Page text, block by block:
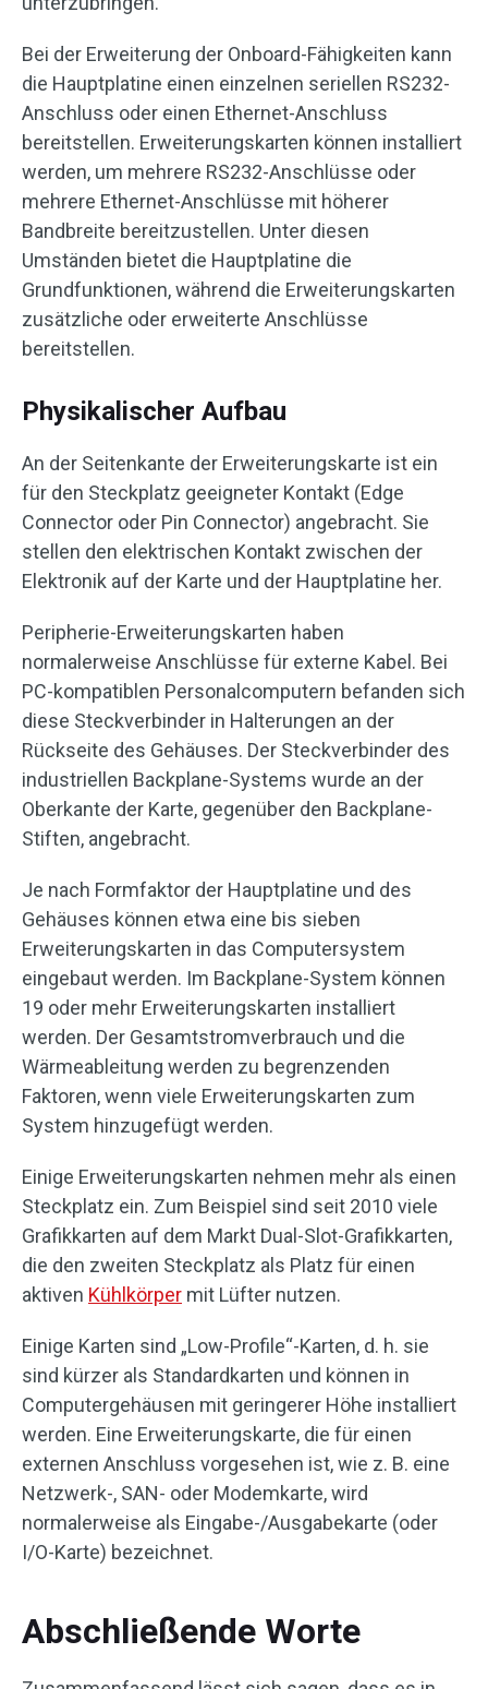
Bei der Erweiterung der Onboard-Fähigkeiten kann
die Hauptplatine einen einzelnen seriellen RS232-
Anschluss oder einen Ethernet-Anschluss
bereitstellen. Erweiterungskarten können installiert
werden, um mehrere RS232-Anschlüsse oder
mehrere Ethernet-Anschlüsse mit höherer
Bandbreite bereitzustellen. Unter diesen
Umständen bietet die Hauptplatine die
Grundfunktionen, während die Erweiterungskarten
zusätzliche oder erweiterte Anschlüsse
bereitstellen.
Physikalischer Aufbau
An der Seitenkante der Erweiterungskarte ist ein
für den Steckplatz geeigneter Kontakt (Edge
Connector oder Pin Connector) angebracht. Sie
stellen den elektrischen Kontakt zwischen der
Elektronik auf der Karte und der Hauptplatine her.
Peripherie-Erweiterungskarten haben
normalerweise Anschlüsse für externe Kabel. Bei
PC-kompatiblen Personalcomputern befanden sich
diese Steckverbinder in Halterungen an der
Rückseite des Gehäuses. Der Steckverbinder des
industriellen Backplane-Systems wurde an der
Oberkante der Karte, gegenüber den Backplane-
Stiften, angebracht.
Je nach Formfaktor der Hauptplatine und des
Gehäuses können etwa eine bis sieben
Erweiterungskarten in das Computersystem
eingebaut werden. Im Backplane-System können
19 oder mehr Erweiterungskarten installiert
werden. Der Gesamtstromverbrauch und die
Wärmeableitung werden zu begrenzenden
Faktoren, wenn viele Erweiterungskarten zum
System hinzugefügt werden.
Einige Erweiterungskarten nehmen mehr als einen
Steckplatz ein. Zum Beispiel sind seit 2010 viele
Grafikkarten auf dem Markt Dual-Slot-Grafikkarten,
die den zweiten Steckplatz als Platz für einen
aktiven Kühlkörper mit Lüfter nutzen.
Einige Karten sind „Low-Profile“-Karten, d. h. sie
sind kürzer als Standardkarten und können in
Computergehäusen mit geringerer Höhe installiert
werden. Eine Erweiterungskarte, die für einen
externen Anschluss vorgesehen ist, wie z. B. eine
Netzwerk-, SAN- oder Modemkarte, wird
normalerweise als Eingabe-/Ausgabekarte (oder
I/O-Karte) bezeichnet.
Abschließende Worte